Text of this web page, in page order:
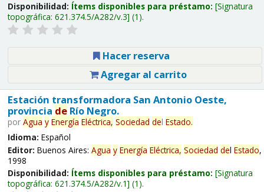
Disponibilidad: Ítems disponibles para préstamo: Signatura
topográfica: 621.374.5/A282/v.3 (1).
Hacer reserva
Agregar al carrito
Estación transformadora San Antonio Oeste,
provincia deRío Negro.
por Agua y Energía Eléctrica, Sociedad del Estado.
Idioma: Español
Editor: Buenos Aires: Agua y Energía Eléctrica, Sociedad del Estado,
1998
Disponibilidad: Ítems disponibles para préstamo: Signatura
topográfica: 621.374.5/A282/v.1 (1).